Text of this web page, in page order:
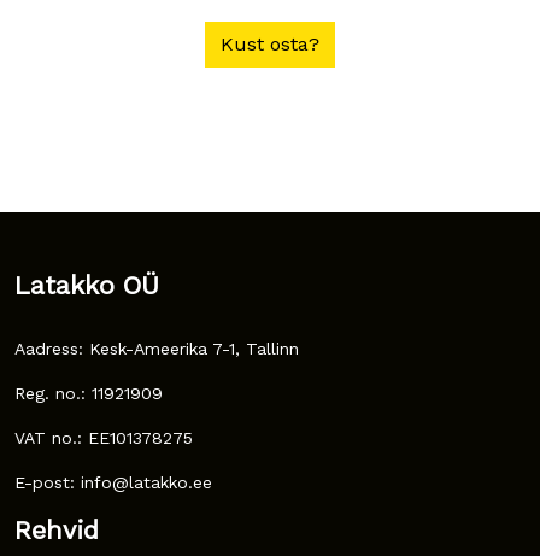
Kust osta?
Latakko OÜ
Aadress: Kesk-Ameerika 7-1, Tallinn
Reg. no.: 11921909
VAT no.: EE101378275
E-post: info@latakko.ee
Rehvid